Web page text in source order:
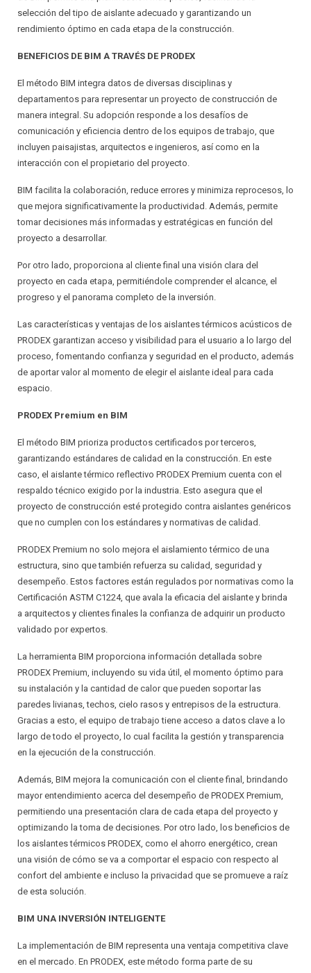
selección del tipo de aislante adecuado y garantizando un
rendimiento óptimo en cada etapa de la construcción.
BENEFICIOS DE BIM A TRAVÉS DE PRODEX
El método BIM integra datos de diversas disciplinas y
departamentos para representar un proyecto de construcción de
manera integral. Su adopción responde a los desafíos de
comunicación y eficiencia dentro de los equipos de trabajo, que
incluyen paisajistas, arquitectos e ingenieros, así como en la
interacción con el propietario del proyecto.
BIM facilita la colaboración, reduce errores y minimiza reprocesos, lo
que mejora significativamente la productividad. Además, permite
tomar decisiones más informadas y estratégicas en función del
proyecto a desarrollar.
Por otro lado, proporciona al cliente final una visión clara del
proyecto en cada etapa, permitiéndole comprender el alcance, el
progreso y el panorama completo de la inversión.
Las características y ventajas de los aislantes térmicos acústicos de
PRODEX garantizan acceso y visibilidad para el usuario a lo largo del
proceso, fomentando confianza y seguridad en el producto, además
de aportar valor al momento de elegir el aislante ideal para cada
espacio.
PRODEX Premium en BIM
El método BIM prioriza productos certificados por terceros,
garantizando estándares de calidad en la construcción. En este
caso, el aislante térmico reflectivo PRODEX Premium cuenta con el
respaldo técnico exigido por la industria. Esto asegura que el
proyecto de construcción esté protegido contra aislantes genéricos
que no cumplen con los estándares y normativas de calidad.
PRODEX Premium no solo mejora el aislamiento térmico de una
estructura, sino que también refuerza su calidad, seguridad y
desempeño. Estos factores están regulados por normativas como la
Certificación ASTM C1224, que avala la eficacia del aislante y brinda
a arquitectos y clientes finales la confianza de adquirir un producto
validado por expertos.
La herramienta BIM proporciona información detallada sobre
PRODEX Premium, incluyendo su vida útil, el momento óptimo para
su instalación y la cantidad de calor que pueden soportar las
paredes livianas, techos, cielo rasos y entrepisos de la estructura.
Gracias a esto, el equipo de trabajo tiene acceso a datos clave a lo
largo de todo el proyecto, lo cual facilita la gestión y transparencia
en la ejecución de la construcción.
Además, BIM mejora la comunicación con el cliente final, brindando
mayor entendimiento acerca del desempeño de PRODEX Premium,
permitiendo una presentación clara de cada etapa del proyecto y
optimizando la toma de decisiones. Por otro lado, los beneficios de
los aislantes térmicos PRODEX, como el ahorro energético, crean
una visión de cómo se va a comportar el espacio con respecto al
confort del ambiente e incluso la privacidad que se promueve a raíz
de esta solución.
BIM UNA INVERSIÓN INTELIGENTE
La implementación de BIM representa una ventaja competitiva clave
en el mercado. En PRODEX, este método forma parte de su